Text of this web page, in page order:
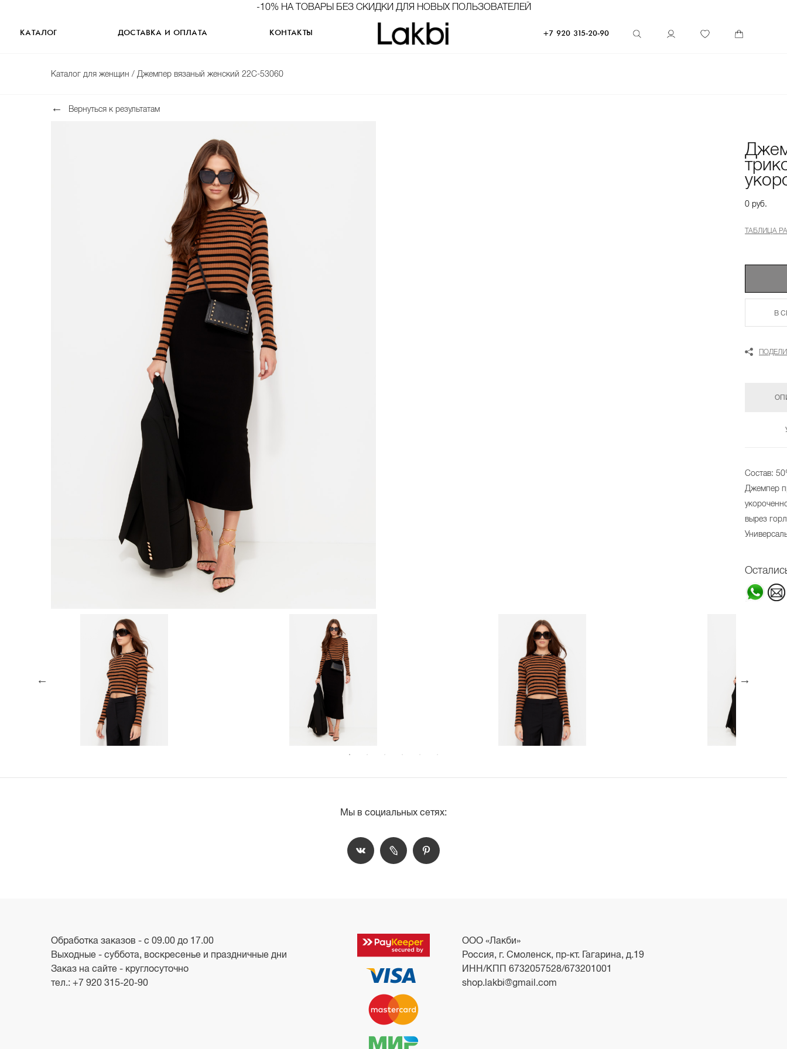
-10% НА ТОВАРЫ БЕЗ СКИДКИ ДЛЯ НОВЫХ ПОЛЬЗОВАТЕЛЕЙ
КАТАЛОГ ДОСТАВКА И ОПЛАТА КОНТАКТЫ +7 920 315-20-90
Каталог для женщин / Джемпер вязаный женский 22С-53060
Вернуться к результатам
0 руб.
ТАБЛИЦА
В
Состав:
Джемпер
вырез
Мы в социальных сетях:
Обработка заказов - с 09.00 до 17.00
Выходные - суббота, воскресенье и праздничные дни
Заказ на сайте - круглосуточно
тел.: +7 920 315-20-90
ООО «Лакби»
Россия, г. Смоленск, пр-кт. Гагарина, д.19
ИНН/КПП 6732057528/673201001
shop.lakbi@gmail.com